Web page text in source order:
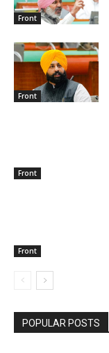
Front
Front
Front
Front
POPULAR POSTS